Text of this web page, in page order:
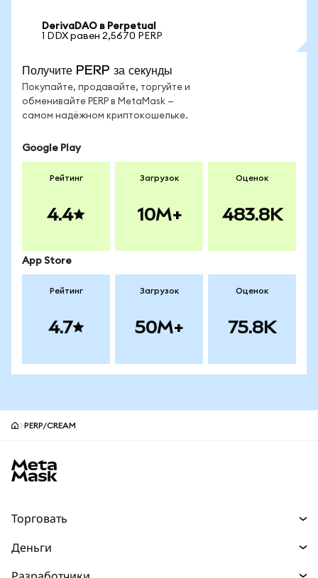
DerivaDAO в Perpetual
1 DDX равен 2,5670 PERP
Получите PERP за секунды
Покупайте, продавайте, торгуйте и
обменивайте PERP в MetaMask —
самом надёжном криптокошельке.
Google Play
Рейтинг
4.4
Загрузок
10M+
Оценок
483.8K
App Store
Рейтинг
4.7
Загрузок
50M+
Оценок
75.8K
PERP/CREAM
Торговать
Деньги